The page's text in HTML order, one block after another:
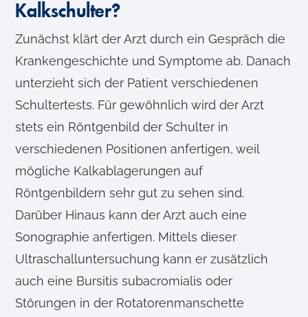
Kalkschulter?
Zunächst klärt der Arzt durch ein Gespräch die
Krankengeschichte und Symptome ab. Danach
unterzieht sich der Patient verschiedenen
Schultertests. Für gewöhnlich wird der Arzt
stets ein Röntgenbild der Schulter in
verschiedenen Positionen anfertigen, weil
mögliche Kalkablagerungen auf
Röntgenbildern sehr gut zu sehen sind.
Darüber Hinaus kann der Arzt auch eine
Sonographie anfertigen. Mittels dieser
Ultraschalluntersuchung kann er zusätzlich
auch eine Bursitis subacromialis oder
Störungen in der Rotatorenmanschette